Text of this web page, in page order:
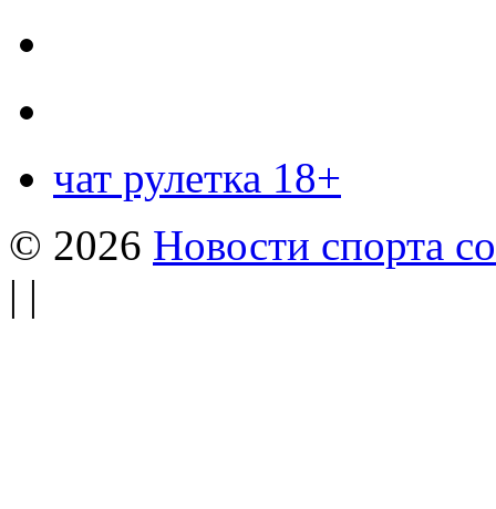
чат рулетка 18+
© 2026 Новости спорта
| |